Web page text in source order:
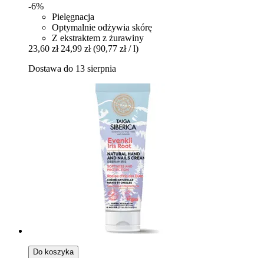
-6%
Pielęgnacja
Optymalnie odżywia skórę
Z ekstraktem z żurawiny
23,60 zł 24,99 zł (90,77 zł / l)
Dostawa do 13 sierpnia
Do koszyka